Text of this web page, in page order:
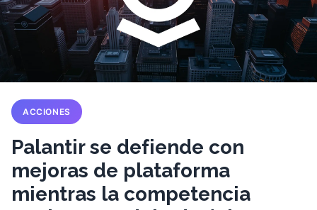
ACCIONES
Palantir se defiende con
mejoras de plataforma
mientras la competencia